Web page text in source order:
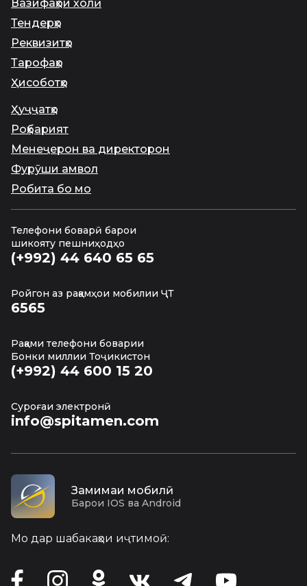
Вазифаҳои холӣ
Тендерҳо
Реквизитҳо
Тарофаҳо
Ҳисоботҳо
Ҳуҷҷатҳо
Роҳбарият
Менеҷерон ва директорон
Фурӯши амвол
Робита бо мо
Телефони боварӣ барои
шикояту пешниҳодҳо
(+992) 44 640 65 65
Ройгон аз рақамҳои мобилии ҶТ
6565
Рақами телефони боварии
Бонки миллии Тоҷикистон
(+992) 44 600 15 20
Суроғаи электронӣ
info@spitamen.com
Замимаи мобилӣ
Барои IOS ва Android
Мо дар шабакаҳои иҷтимоӣ: